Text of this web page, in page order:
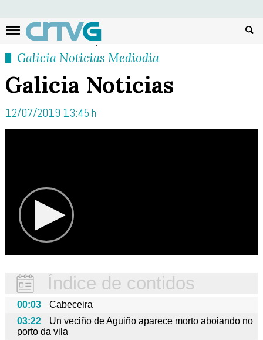
Galicia Noticias Mediodía
Galicia Noticias
12/07/2019 13:45 h
Índice de contidos
00:03
Cabeceira
03:22
Un veciño de Aguiño aparece morto aboiando no
porto da vila